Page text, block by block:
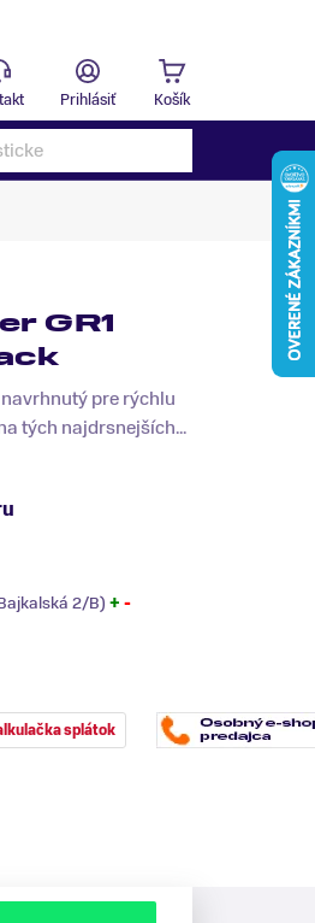
Prihlásiť Košík
GR1
pre rýchlu
tých najdrsnejších...
2/B) + -
splátok